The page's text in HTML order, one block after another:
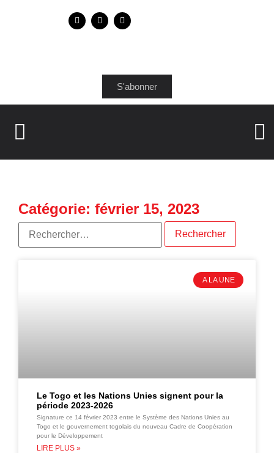
S'abonner
Catégorie: février 15, 2023
A LA UNE
Le Togo et les Nations Unies signent pour la
période 2023-2026
Signature ce 14 février 2023 entre le Système des Nations Unies au
Togo et le gouvernement togolais du nouveau Cadre de Coopération
pour le Développement
LIRE PLUS »